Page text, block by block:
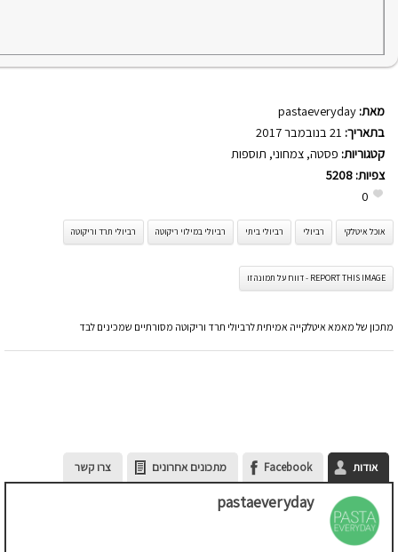
מאת: pastaeveryday
בתאריך:
קטגוריות: פסטה, צמחוני, תוספות
צפיות: 5208
0
אוכל איטלקי רביולי רביולי ביתי רביולי במילוי ריקוטה רביולי תרד וריקוטה
REPORT THIS IMAGE - דווח על תמונה זו
מתכון של מאמא איטלקייה אמיתית לרביולי תרד וריקוטה מסורתיים שמכינים לבד
אודות Facebook מתכונים אחרונים צרו קשר
pastaeveryday